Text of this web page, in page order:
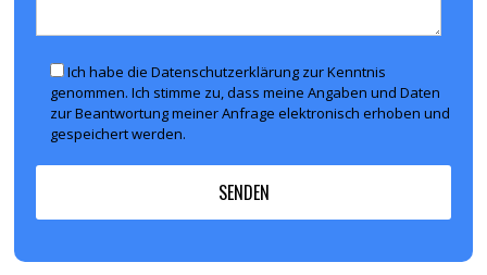
Ich habe die Datenschutzerklärung zur Kenntnis
genommen. Ich stimme zu, dass meine Angaben und Daten
zur Beantwortung meiner Anfrage elektronisch erhoben und
gespeichert werden.